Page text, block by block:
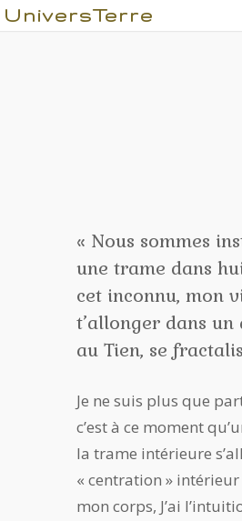
UniversTerre
« Nous sommes
une trame dans
cet inconnu, mon
t’allonger dans
au Tien, se
Je ne suis plus que
c’est à ce moment
la trame intérieure
« centration »
mon corps, J’ai